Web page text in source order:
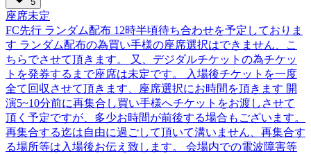
座席未定
FC先行 ランダム配布 12時半頃待ち合わせを予定しておりま
す ランダム配布の為買い手様の座席選択はできません、こ
ちらでさせて頂きます。 又、デジダルチケットの為チケッ
トを発券するまで座席は未定です。 入場後チケットを一度
全て回収させて頂きます、座席選択にお時間を頂きます 開
演5~10分前に再集合し買い手様へチケットをお渡しさせて
頂く予定ですが、多少お時間が前後する場合もございます。
再集合する迄は自由に過ごして頂いて溝いません、再集合す
る場所等は入場後お伝え致します。 会場内での電波障害等